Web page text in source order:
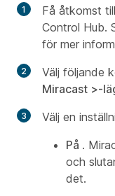
Få åtkomst
Control Hub.
för mer
Välj följande
Miracast >-
Välj en
På .
och
det.